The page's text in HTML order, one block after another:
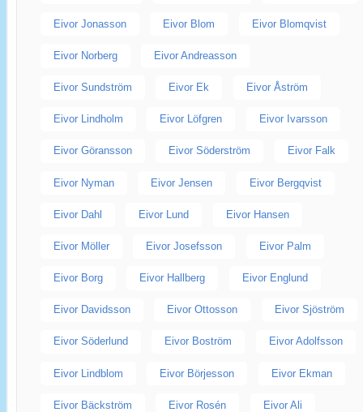
Eivor Jonasson Eivor Blom Eivor Blomqvist
Eivor Norberg Eivor Andreasson
Eivor Sundström Eivor Ek Eivor Åström
Eivor Lindholm Eivor Löfgren Eivor Ivarsson
Eivor Göransson Eivor Söderström Eivor Falk
Eivor Nyman Eivor Jensen Eivor Bergqvist
Eivor Dahl Eivor Lund Eivor Hansen
Eivor Möller Eivor Josefsson Eivor Palm
Eivor Borg Eivor Hallberg Eivor Englund
Eivor Davidsson Eivor Ottosson Eivor Sjöström
Eivor Söderlund Eivor Boström Eivor Adolfsson
Eivor Lindblom Eivor Börjesson Eivor Ekman
Eivor Bäckström Eivor Rosén Eivor Ali